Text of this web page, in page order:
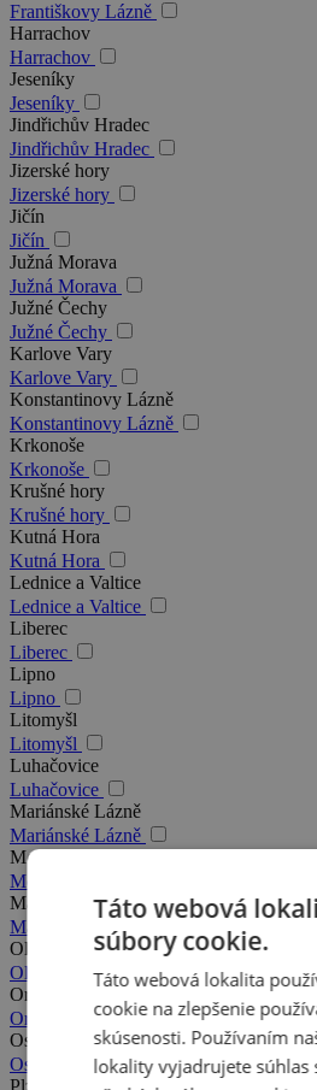
Františkovy Lázně
Harrachov
Harrachov
Jeseníky
Jeseníky
Jindřichův Hradec
Jindřichův Hradec
Jizerské hory
Jizerské hory
Jičín
Jičín
Južná Morava
Južná Morava
Južné Čechy
Južné Čechy
Karlove Vary
Karlove Vary
Konstantinovy Lázně
Konstantinovy Lázně
Krkonoše
Krkonoše
Krušné hory
Krušné hory
Kutná Hora
Kutná Hora
Lednice a Valtice
Lednice a Valtice
Liberec
Liberec
Lipno
Lipno
Litomyšl
Litomyšl
Luhačovice
Luhačovice
Mariánské Lázně
Mariánské Lázně
Moravský kras
Moravský kras
Máchovo jazero
Máchovo jazero
Olomouc
Olomouc
Orlické hory
Orlické hory
Ostrava
Ostrava
Táto webová
súbory cookie.
Táto webová lokalita
cookie na zlepšenie
skúsenosti. Používaním
lokality vyjadrujete súhlas